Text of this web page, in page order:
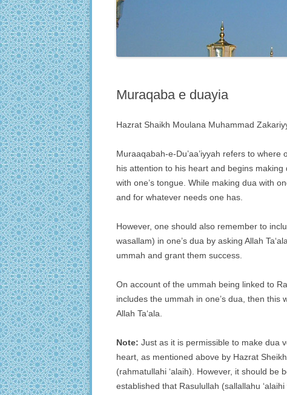
Muraqaba e duayia
Hazrat Shaikh Moulana Muhammad
Muraaqabah-e-Du’aa’iyyah refers to
his attention to his heart and begins
with one’s tongue. While making dua with
and for whatever needs one has.
However, one should also remember to
wasallam) in one’s dua by asking Allah
ummah and grant them success.
On account of the ummah being linked to
includes the ummah in one’s dua, then this
Allah Ta‘ala.
Note: Just as it is permissible to make dua
heart, as mentioned above by Hazrat
(rahmatullahi ‘alaih). However, it should be
established that Rasulullah (sallallahu